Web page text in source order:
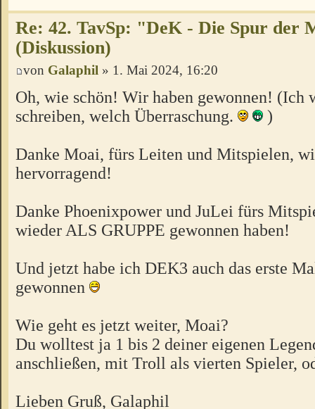
Re: 42. TavSp: "DeK - Die Spur der
(Diskussion)
von Galaphil » 1. Mai 2024, 16:20
Oh, wie schön! Wir haben gewonnen!
schreiben, welch Überraschung.
)
Danke Moai, fürs Leiten und Mitspielen,
hervorragend!
Danke Phoenixpower und JuLei fürs
wieder ALS GRUPPE gewonnen haben!
Und jetzt habe ich DEK3 auch das erste
gewonnen
Wie geht es jetzt weiter, Moai?
Du wolltest ja 1 bis 2 deiner eigenen
anschließen, mit Troll als vierten Spieler,
Lieben Gruß, Galaphil